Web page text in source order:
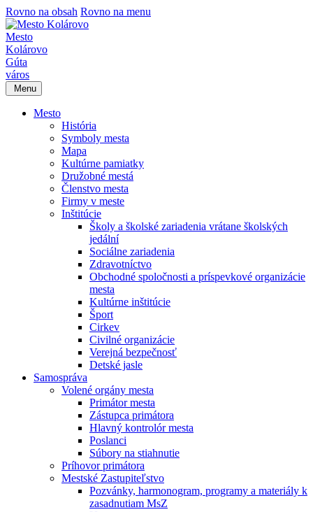
Rovno na obsah Rovno na menu
Mesto
Kolárovo
Gúta
város
Menu
Mesto
História
Symboly mesta
Mapa
Kultúrne pamiatky
Družobné mestá
Členstvo mesta
Firmy v meste
Inštitúcie
Školy a školské zariadenia vrátane školských
jedální
Sociálne zariadenia
Zdravotníctvo
Obchodné spoločnosti a príspevkové organizácie
mesta
Kultúrne inštitúcie
Šport
Cirkev
Civilné organizácie
Verejná bezpečnosť
Detské jasle
Samospráva
Volené orgány mesta
Primátor mesta
Zástupca primátora
Hlavný kontrolór mesta
Poslanci
Súbory na stiahnutie
Príhovor primátora
Mestské Zastupiteľstvo
Pozvánky, harmonogram, programy a materiály k
zasadnutiam MsZ